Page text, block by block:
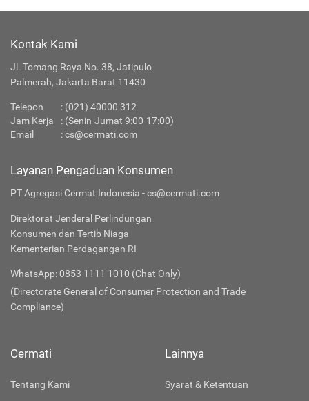
Kontak Kami
Jl. Tomang Raya No. 38, Jatipulo
Palmerah, Jakarta Barat 11430
Telepon : (021) 40000 312
Jam Kerja
: (Senin-Jumat 9:00-17:00)
Email
:cs@cermati.com
Layanan Pengaduan Konsumen
PT Agregasi Cermat Indonesia - cs@cermati.com
Direktorat Jenderal Perlindungan
Konsumen dan Tertib Niaga
Kementerian Perdagangan RI
WhatsApp: 0853 1111 1010 (Chat Only)
(Directorate General of Consumer Protection and Trade
Compliance)
Cermati
Tentang Kami
Lainnya
Syarat & Ketentuan